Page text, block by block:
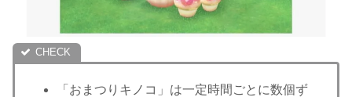
「おまつりキノコ」は一定時間ごとに数個ず